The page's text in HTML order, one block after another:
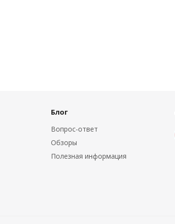
Блог
Вопрос-ответ
Обзоры
Полезная информация